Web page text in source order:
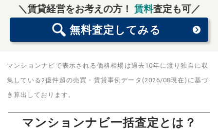
＼賃貸経営をお考えの方！ 賃料査定も可／
無料査定 してみる
マンションナビで表示される価格相場は過去10年に渡り独自に収
集している2億件超の売買・賃貸事例データ(2026/08現在)に基づ
き算出しております。
マンションナビ一括査定とは？